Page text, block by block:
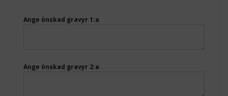
Ange önskad gravyr 1:a
Ange önskad gravyr 2:a